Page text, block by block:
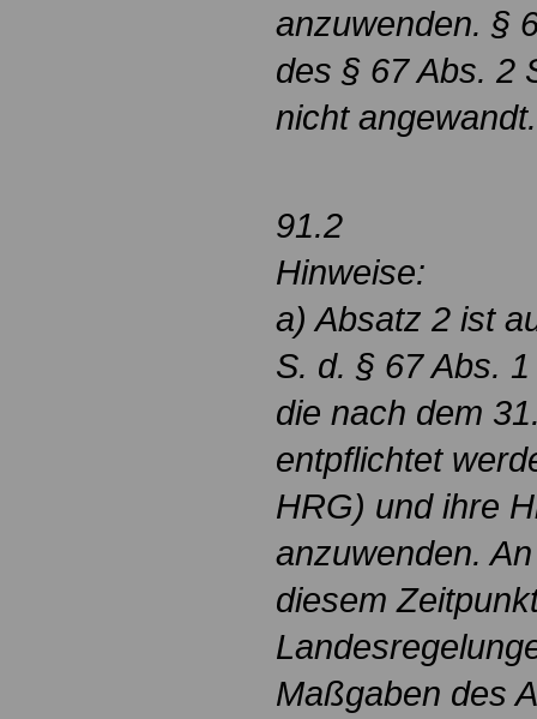
anzuwenden. §
des § 67 Abs. 2
nicht angewandt.
91.2
Hinweise:
a) Absatz 2 ist
S. d. § 67 Abs.
die nach dem
entpflichtet
HRG) und ihre
anzuwenden.
diesem
Maßgaben des